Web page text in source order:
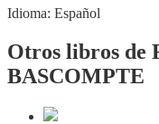
Idioma: Español
Otros libros de
BASCOMPTE